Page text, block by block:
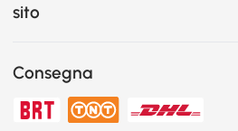
sito
Consegna